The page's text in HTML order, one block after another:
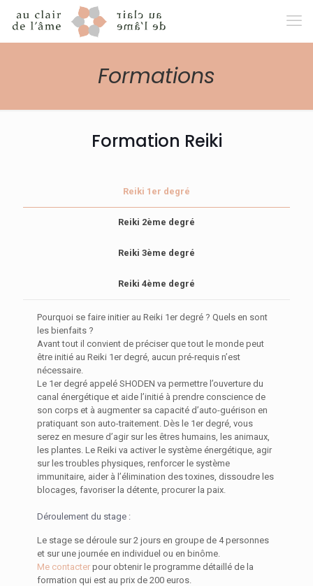
Formations
Formation Reiki
Reiki 1er degré
Reiki 2ème degré
Reiki 3ème degré
Reiki 4ème degré
Pourquoi se faire initier au Reiki 1er degré ? Quels en sont
les bienfaits ?
Avant tout il convient de préciser que tout le monde peut
être initié au Reiki 1er degré, aucun pré-requis n’est
nécessaire.
Le 1er degré appelé SHODEN va permettre l’ouverture du
canal énergétique et aide l’initié à prendre conscience de
son corps et à augmenter sa capacité d’auto-guérison en
pratiquant son auto-traitement. Dès le 1er degré, vous
serez en mesure d’agir sur les êtres humains, les animaux,
les plantes. Le Reiki va activer le système énergétique, agir
sur les troubles physiques, renforcer le système
immunitaire, aider à l’élimination des toxines, dissoudre les
blocages, favoriser la détente, procurer la paix.
Déroulement du stage :
Le stage se déroule sur 2 jours en groupe de 4 personnes
et sur une journée en individuel ou en binôme.
Me contacter pour obtenir le programme détaillé de la
formation qui est au prix de 200 euros.